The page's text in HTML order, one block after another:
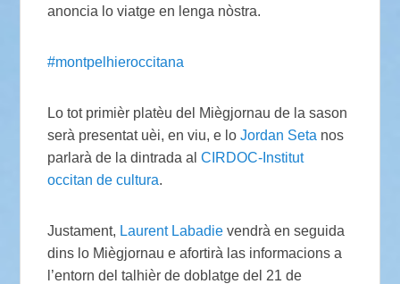
anoncia lo viatge en lenga nòstra.
#montpelhieroccitana
Lo tot primièr platèu del Miègjornau de la sason
serà presentat uèi, en viu, e loJordan Seta nos
parlarà de la dintrada alCIRDOC-Institut
occitan de cultura.
Justament, Laurent Labadie vendrà en seguida
dins lo Miègjornau e afortirà las informacions a
l’entorn del talhièr de doblatge del 21 de